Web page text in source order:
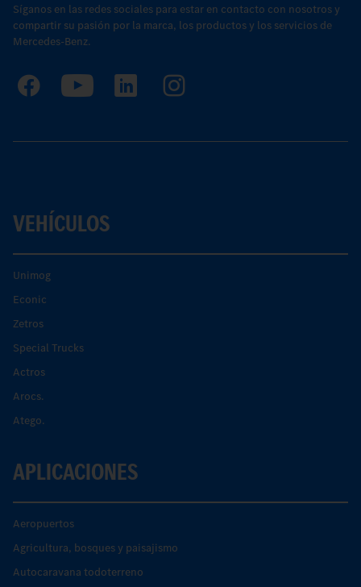
Síganos en las redes sociales para estar en contacto con nosotros y
compartir su pasión por la marca, los productos y los servicios de
Mercedes-Benz.
VEHÍCULOS
Unimog
Econic
Zetros
Special Trucks
Actros
Arocs.
Atego.
APLICACIONES
Aeropuertos
Agricultura, bosques y paisajismo
Autocaravana todoterreno